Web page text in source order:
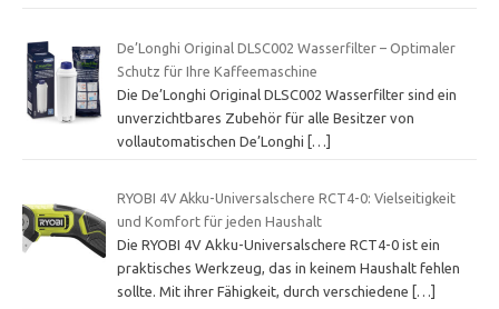
De’Longhi Original DLSC002 Wasserfilter – Optimaler
Schutz für Ihre Kaffeemaschine
Die De’Longhi Original DLSC002 Wasserfilter sind ein
unverzichtbares Zubehör für alle Besitzer von
vollautomatischen De’Longhi
[…]
RYOBI 4V Akku-Universalschere RCT4-0: Vielseitigkeit
und Komfort für jeden Haushalt
Die RYOBI 4V Akku-Universalschere RCT4-0 ist ein
praktisches Werkzeug, das in keinem Haushalt fehlen
sollte. Mit ihrer Fähigkeit, durch verschiedene
[…]